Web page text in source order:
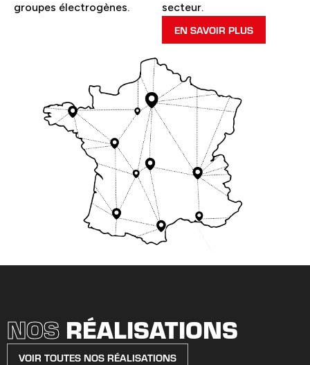
groupes électrogènes.
secteur.
EN SAVOIR PLUS
NOS RÉALISATIONS
VOIR TOUTES NOS RÉALISATIONS